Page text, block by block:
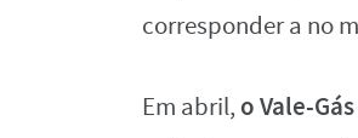
corresponder a no
Em abril, o Vale-